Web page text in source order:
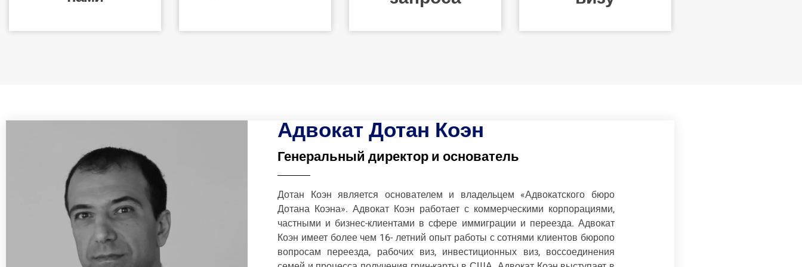
О фирме
Адвокат Дотан Коэн
Генеральный директор и основатель
Дотан Коэн является основателем и владельцем «Адвокатского бюро
Дотана Коэна». Адвокат Коэн работает с коммерческими корпорациями,
частными и бизнес-клиентами в сфере иммиграции и переезда. Адвокат
Коэн имеет более чем 16- летний опыт работы с сотнями клиентов бюропо
вопросам переезда, рабочих виз, инвестиционных виз, воссоединения